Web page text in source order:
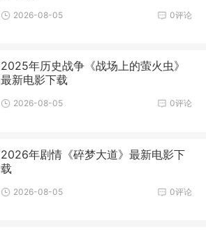
0评论
2026-08-05
2025年历史战争《战场上的萤火虫》
最新电影下载
0评论
2026-08-05
2026年剧情《碎梦大道》最新电影下
载
0评论
2026-08-05